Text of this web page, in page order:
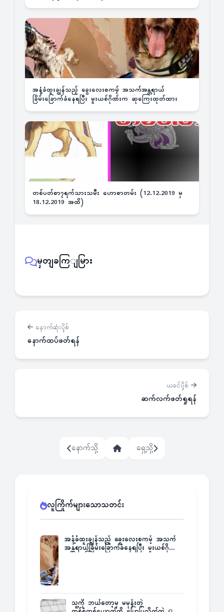
အနံ့ခံထူးချွန်သည့် ခွေးလေးစကမ့် အသက်အန္တရာယ်
ခြိမ်းခြောက်ခံနေရပြီး မူးယစ်ဂိုဏ်းက ဆုကြေးထုတ်ထား
တစ်ပတ်စာ၇ရက်သားသမီး ဟောစာတမ်း (12.12.2019 မှ
18.12.2019 အထိ)
မှတျခကြျမြား
နောက်ဆုံးပို့စ်
နောက်ထပ်ဖတ်ရန်
ယခင်ပို့စ်
ဆက်လက်ဖတ်ရှုရန်
နောက်သို့ ရှေ့သို့
လူကြိုက်များသောသတင်း
အနံ့ခံထူးချွန်သည့် ခွေးလေးစကမ့် အသက်
အန္တရာယ်ခြိမ်းခြောက်ခံနေရပြီး မူးယစ်ဂိုဏ်း
သူ့ကို ဘယ်တော့မှ မမုန်းတဲ့